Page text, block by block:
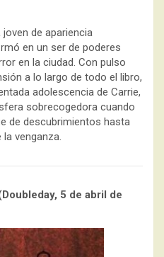
de apariencia
en un ser de poderes
en la ciudad. Con pulso
a lo largo de todo el libro,
adolescencia de Carrie,
sobrecogedora cuando
de descubrimientos hasta
venganza.
5 de abril de